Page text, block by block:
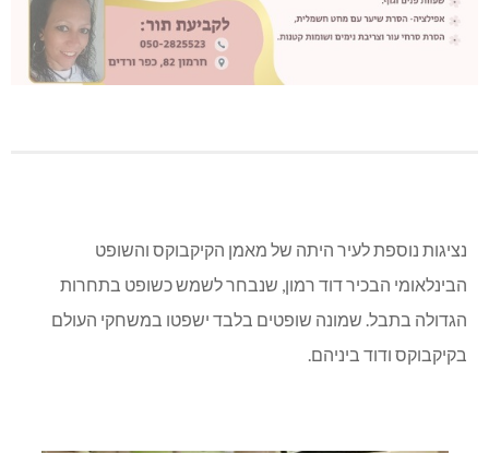
נציגות נוספת לעיר היתה של מאמן הקיקבוקס והשופט
הבינלאומי הבכיר דוד רמון, שנבחר לשמש כשופט בתחרות
הגדולה בתבל. שמונה שופטים בלבד ישפטו במשחקי העולם
בקיקבוקס ודוד ביניהם.